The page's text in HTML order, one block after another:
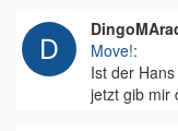
Move!:
Ist der
jetzt gib mir